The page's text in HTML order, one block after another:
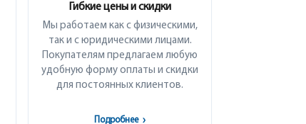
Гибкие цены и скидки
Мы работаем как с физическими,
так и с юридическими лицами.
Покупателям предлагаем любую
удобную форму оплаты и скидки
для постоянных клиентов.
Подробнее ›